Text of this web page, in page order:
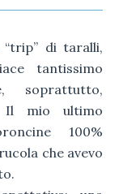
di taralli,
tantissimo
soprattutto,
Il mio ultimo
100%
che avevo